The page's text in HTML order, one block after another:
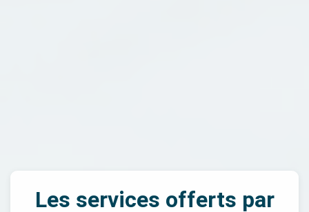
Les services offerts par